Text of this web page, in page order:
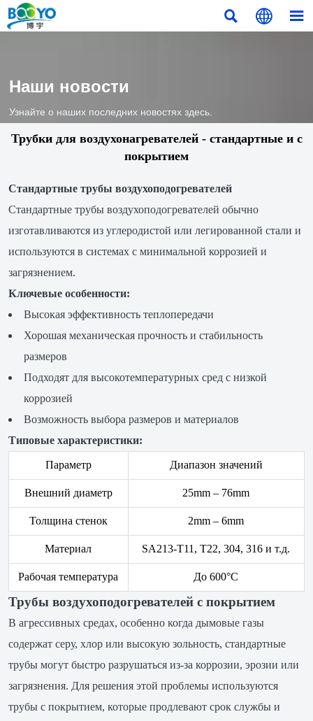
  
Наши новости
Узнайте о наших последних новостях здесь.
Трубки для воздухонагревателей - стандартные и с
покрытием
Стандартные трубы воздухоподогревателей
Стандартные трубы воздухоподогревателей обычно
изготавливаются из углеродистой или легированной стали и
используются в системах с минимальной коррозией и
загрязнением.
Ключевые особенности:
Высокая эффективность теплопередачи
Хорошая механическая прочность и стабильность
размеров
Подходят для высокотемпературных сред с низкой
коррозией
Возможность выбора размеров и материалов
Типовые характеристики:
Параметр Диапазон значений
Внешний диаметр 25mm – 76mm
Толщина стенок 2mm – 6mm
Материал SA213-T11, T22, 304, 316 и т.д.
Рабочая температура До 600°C
Трубы воздухоподогревателей с покрытием
В агрессивных средах, особенно когда дымовые газы
содержат серу, хлор или высокую зольность, стандартные
трубы могут быстро разрушаться из-за коррозии, эрозии или
загрязнения. Для решения этой проблемы используются
трубы с покрытием, которые продлевают срок службы и